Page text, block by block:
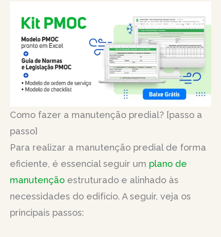
Como fazer a manutenção predial? [passo a
passo]
Para realizar a manutenção predial de forma
eficiente, é essencial seguir um plano de
manutenção estruturado e alinhado às
necessidades do edifício. A seguir, veja os
principais passos: